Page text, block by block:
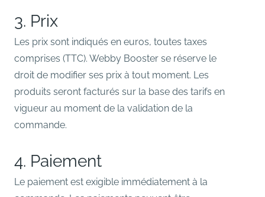
3. Prix
Les prix sont indiqués en euros, toutes taxes
comprises (TTC). Webby Booster se réserve le
droit de modifier ses prix à tout moment. Les
produits seront facturés sur la base des tarifs en
vigueur au moment de la validation de la
commande.
4. Paiement
Le paiement est exigible immédiatement à la